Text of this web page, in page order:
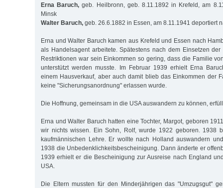
Erna Baruch, geb. Heilbronn, geb. 8.11.1892 in Krefeld, am
Minsk
Walter Baruch, geb. 26.6.1882 in Essen, am 8.11.1941 deportiert
Erna und Walter Baruch kamen aus Krefeld und Essen nach
als Handelsagent arbeitete. Spätestens nach dem Einsetzen der
Restriktionen war sein Einkommen so gering, dass die Familie
unterstützt werden musste. Im Februar 1939 erhielt Erna
einem Hausverkauf, aber auch damit blieb das Einkommen der
keine "Sicherungsanordnung" erlassen wurde.
Die Hoffnung, gemeinsam in die USA auswandern zu können,
Erna und Walter Baruch hatten eine Tochter, Margot, geboren
wir nichts wissen. Ein Sohn, Rolf, wurde 1922 geboren. 1938
kaufmännischen Lehre. Er wollte nach Holland auswandern
1938 die Unbedenklichkeitsbescheinigung. Dann änderte er
1939 erhielt er die Bescheinigung zur Ausreise nach England
USA.
Die Eltern mussten für den Minderjährigen das "Umzugsgut"